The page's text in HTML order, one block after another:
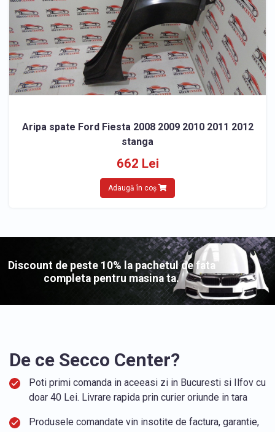
Aripa spate Ford Fiesta 2008 2009 2010 2011 2012
stanga
662 Lei
Adaugă în coș
Discount de peste 10% la pachetul de fata
completa pentru masina ta.
De ce Secco Center?
Poti primi comanda in aceeasi zi in Bucuresti si Ilfov cu
doar 40 Lei. Livrare rapida prin curier oriunde in tara
Produsele comandate vin insotite de factura, garantie,